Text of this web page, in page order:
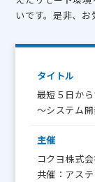
いです。是非、お
タイトル
最短５日か
～システム
主催
コクヨ株式
共催：アス